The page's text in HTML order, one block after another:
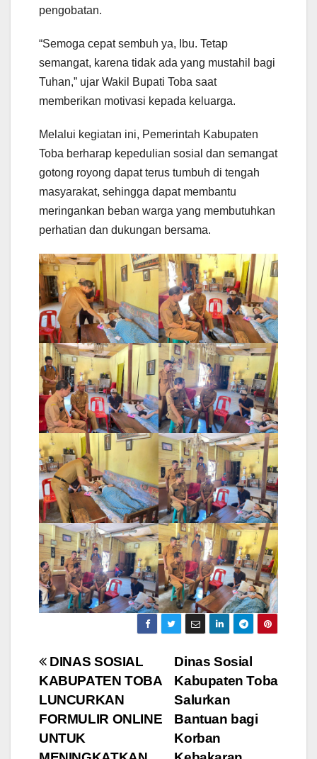
pengobatan.
“Semoga cepat sembuh ya, Ibu. Tetap
semangat, karena tidak ada yang mustahil bagi
Tuhan,” ujar Wakil Bupati Toba saat
memberikan motivasi kepada keluarga.
Melalui kegiatan ini, Pemerintah Kabupaten
Toba berharap kepedulian sosial dan semangat
gotong royong dapat terus tumbuh di tengah
masyarakat, sehingga dapat membantu
meringankan beban warga yang membutuhkan
perhatian dan dukungan bersama.
Navigasi
pos
Dinas Sosial
Kabupaten Toba
Salurkan
Bantuan bagi
Korban
DINAS SOSIAL
KABUPATEN TOBA
LUNCURKAN
FORMULIR ONLINE
UNTUK